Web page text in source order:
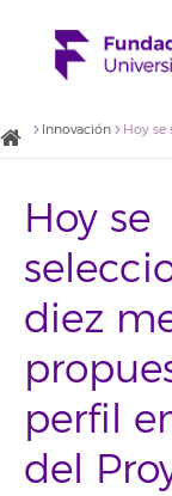
Innovación
Hoy se
diez
perfil
del